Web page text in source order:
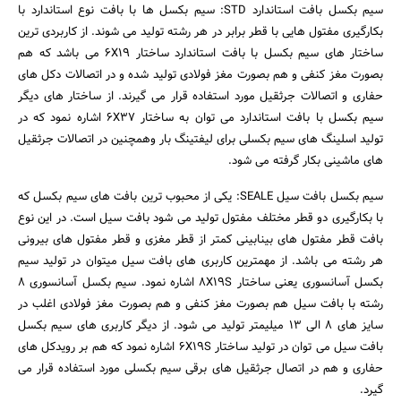
سیم بکسل بافت استاندارد STD: سیم بکسل ها با بافت نوع استاندارد با
بکارگیری مفتول هایی با قطر برابر در هر رشته تولید می شوند. از کاربردی ترین
ساختار های سیم بکسل با بافت استاندارد ساختار 6X19 می باشد که هم
بصورت مغز کنفی و هم بصورت مغز فولادی تولید شده و در اتصالات دکل های
حفاری و اتصالات جرثقیل مورد استفاده قرار می گیرند. از ساختار های دیگر
سیم بکسل با بافت استاندارد می توان به ساختار 6X37 اشاره نمود که در
تولید اسلینگ های سیم بکسلی برای لیفتینگ بار وهمچنین در اتصالات جرثقیل
های ماشینی بکار گرفته می شود.
سیم بکسل بافت سیل SEALE: یکی از محبوب ترین بافت های سیم بکسل که
با بکارگیری دو قطر مختلف مفتول تولید می شود بافت سیل است. در این نوع
بافت قطر مفتول های بینابینی کمتر از قطر مغزی و قطر مفتول های بیرونی
هر رشته می باشد. از مهمترین کاربری های بافت سیل میتوان در تولید سیم
بکسل آسانسوری یعنی ساختار 8X19S اشاره نمود. سیم بکسل آسانسوری 8
رشته با بافت سیل هم بصورت مغز کنفی و هم بصورت مغز فولادی اغلب در
سایز های 8 الی 13 میلیمتر تولید می شود. از دیگر کاربری های سیم بکسل
بافت سیل می توان در تولید ساختار 6X19S اشاره نمود که هم بر رویدکل های
حفاری و هم در اتصال جرثقیل های برقی سیم بکسلی مورد استفاده قرار می
گیرد.